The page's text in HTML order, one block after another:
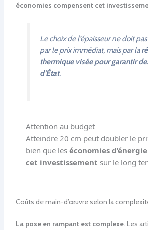
économies compensent cet
Le choix de l’épaisseur ne doit
par le prix immédiat, mais par la
thermique visée pour garantir
d’État.
Attention au budget
Atteindre 20 cm peut doubler le
bien que les économies
cet investissement sur le long
Coûts de main-d’œuvre selon la
La pose en rampant est complexe. Les